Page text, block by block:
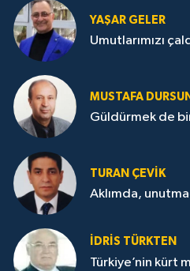
YAŞAR GELER
Umutlarımızı
MUSTAFA DURSUN
Güldürmek de
TURAN ÇEVİK
Aklımda,
İDRİS TÜRKTEN
Türkiye’nin kürt